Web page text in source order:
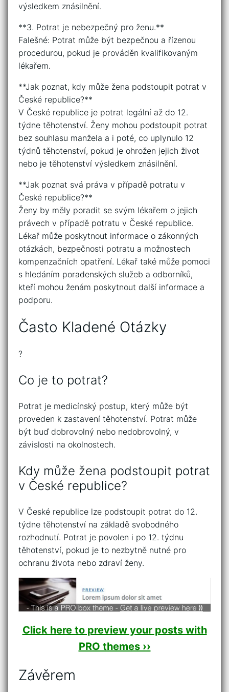
výsledkem znásilnění.
**3. Potrat je nebezpečný pro ženu.**
Falešné: Potrat může být bezpečnou a řízenou
procedurou, pokud je prováděn kvalifikovaným
lékařem.
**Jak poznat, kdy může žena podstoupit potrat v
České republice?**
V České republice je potrat legální až do 12.
týdne těhotenství. Ženy mohou podstoupit potrat
bez souhlasu manžela a i poté, co uplynulo 12
týdnů těhotenství, pokud je ohrožen jejich život
nebo je těhotenství výsledkem znásilnění.
**Jak poznat svá práva v případě potratu v
České republice?**
Ženy by měly poradit se svým lékařem o jejich
právech v případě potratu v České republice.
Lékař může poskytnout informace o zákonných
otázkách, bezpečnosti potratu a možnostech
kompenzačních opatření. Lékař také může pomoci
s hledáním poradenských služeb a odborníků,
kteří mohou ženám poskytnout další informace a
podporu.
Často Kladené Otázky
?
Co je to potrat?
Potrat je medicínský postup, který může být
proveden k zastavení těhotenství. Potrat může
být buď dobrovolný nebo nedobrovolný, v
závislosti na okolnostech.
Kdy může žena podstoupit potrat
v České republice?
V České republice lze podstoupit potrat do 12.
týdne těhotenství na základě svobodného
rozhodnutí. Potrat je povolen i po 12. týdnu
těhotenství, pokud je to nezbytně nutné pro
ochranu života nebo zdraví ženy.
Click here to preview your posts with
PRO themes ››
Závěrem